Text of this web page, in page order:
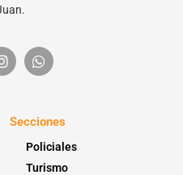
Secciones
Policiales
Turismo